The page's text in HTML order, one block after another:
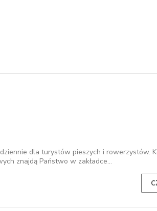
dla turystów pieszych i rowerzystów.
znajdą Państwo w zakładce…